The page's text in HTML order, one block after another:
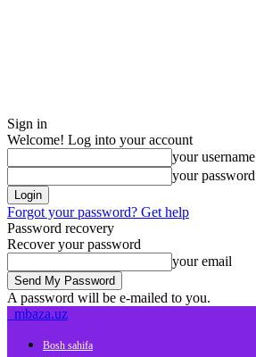
Sign in
Welcome! Log into your account
your username
your password
Forgot your password? Get help
Password recovery
Recover your password
your email
A password will be e-mailed to you.
mbaza.uz
Bosh sahifa